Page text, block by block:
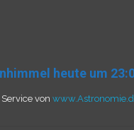
heute um
Service von